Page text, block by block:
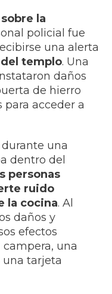
la
policial fue
una alerta
templo. Una
daños
de hierro
acceder a
una
dentro del
personas
ruido
la cocina. Al
daños y
efectos
una
tarjeta